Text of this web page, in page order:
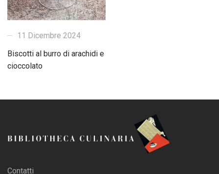
11 Dicembre 2024
Biscotti al burro di arachidi e
cioccolato
Contatti